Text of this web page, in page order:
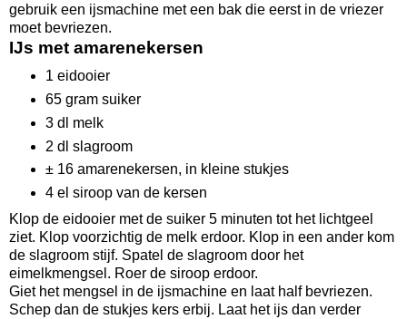
gebruik een ijsmachine met een bak die eerst in de vriezer
moet bevriezen.
IJs met amarenekersen
1 eidooier
65 gram suiker
3 dl melk
2 dl slagroom
± 16 amarenekersen, in kleine stukjes
4 el siroop van de kersen
Klop de eidooier met de suiker 5 minuten tot het lichtgeel
ziet. Klop voorzichtig de melk erdoor. Klop in een ander kom
de slagroom stijf. Spatel de slagroom door het
eimelkmengsel. Roer de siroop erdoor.
Giet het mengsel in de ijsmachine en laat half bevriezen.
Schep dan de stukjes kers erbij. Laat het ijs dan verder